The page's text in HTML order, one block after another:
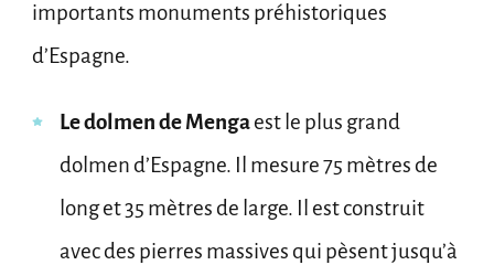
importants monuments préhistoriques
d’Espagne.
Le dolmen de Mengaest le plus grand
dolmen d’Espagne. Il mesure 75 mètres de
long et 35 mètres de large. Il est construit
avec des pierres massives qui pèsent jusqu’à